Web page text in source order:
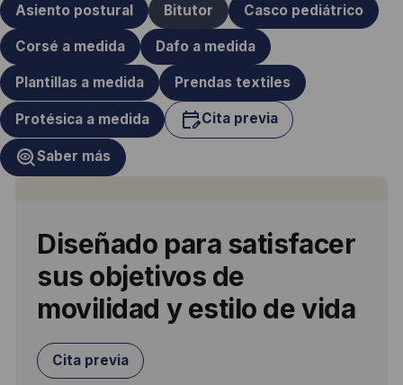
Asiento postural Bitutor Casco pediátrico
Corsé a medida Dafo a medida
Plantillas a medida Prendas textiles
Protésica a medida Cita previa
Saber más
Diseñado para satisfacer
sus objetivos de
movilidad y estilo de vida
Cita previa